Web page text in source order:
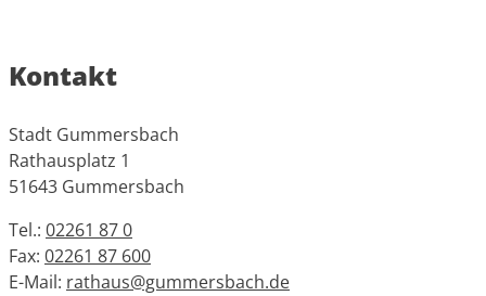
Kontakt
Stadt Gummersbach
Rathausplatz 1
51643 Gummersbach
Tel.: 02261 87 0
Fax: 02261 87 600
E-Mail: rathaus@gummersbach.de